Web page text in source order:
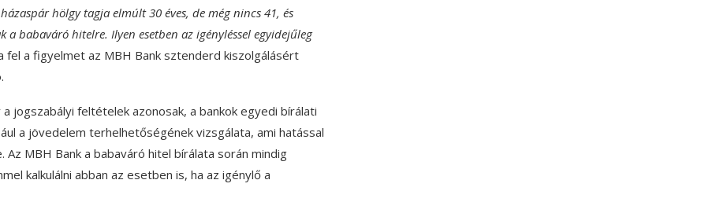
hölgy tagja elmúlt 30 éves, de még nincs 41, és
babaváró hitelre. Ilyen esetben az igényléssel egyidejűleg
fel a figyelmet az MBH Bank sztenderd kiszolgálásért
jogszabályi feltételek azonosak, a bankok egyedi bírálati
a jövedelem terhelhetőségének vizsgálata, ami hatással
MBH Bank a babaváró hitel bírálata során mindig
kalkulálni abban az esetben is, ha az igénylő a